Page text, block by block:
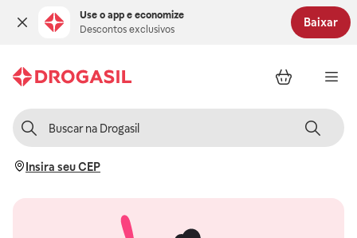
Use o app e economize
Descontos exclusivos
Baixar
Insira seu CEP